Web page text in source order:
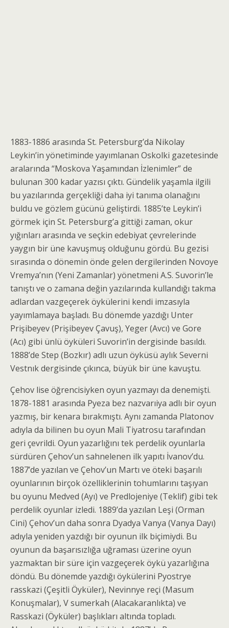
1883-1886 arasında St. Petersburg’da Nikolay
Leykin’in yönetiminde yayımlanan Oskolki gazete­sinde
aralarında “Moskova Yaşamından İzlenimler” de
bulunan 300 kadar yazısı çıktı. Gündelik yaşamla ilgili
bu yazılarında gerçekliği daha iyi tanıma olana­ğını
buldu ve gözlem gücünü geliştirdi. 1885’te Leykin’i
görmek için St. Petersburg’a gittiği zaman, okur
yığınları arasında ve seçkin edebiyat çevrelerin­de
yaygın bir üne kavuşmuş olduğunu gördü. Bu gezisi
sırasında o dönemin önde gelen dergilerinden Novoye
Vremya’nın (Yeni Zamanlar) yönetmeni A.S. Suvorin’le
tanıştı ve o zamana değin yazılarında kullandığı takma
adlardan vazgeçerek öykülerini ken­di imzasıyla
yayımlamaya başladı. Bu dönemde yaz­dığı Unter
Prişibeyev (Prişibeyev Çavuş), Yeger (Avcı) ve Gore
(Acı) gibi ünlü öyküleri Suvorin’in dergisinde basıldı.
1888’de Step (Bozkır) adlı uzun öyküsü aylık Severni
Vestnık dergisinde çıkınca, büyük bir üne kavuştu.
Çehov lise öğrencisiyken oyun yazmayı da denemişti.
1878-1881 arasında Pyeza bez nazvarıiya adlı bir oyun
yazmış, bir kenara bırakmıştı. Aynı zamanda Platonov
adıyla da bilinen bu oyun Mali Tiyatrosu tarafından
geri çevrildi. Oyun yazarlığını tek perdelik oyunlarla
sürdüren Çehov’un sahnelenen ilk yapıtı İvanov’du.
1887’de yazılan ve Çehov’un Martı ve öteki başarılı
oyunlarının birçok özellikleri­nin tohumlarını taşıyan
bu oyunu Medved (Ayı) ve Predlojeniye (Teklif) gibi tek
perdelik oyunlar izledi. 1889’da yazılan Leşi (Orman
Cini) Çehov’un daha sonra Dyadya Vanya (Vanya Dayı)
adıyla yeniden yazdığı bir oyunun ilk biçimiydi. Bu
oyunun da başarısızlığa uğraması üzerine oyun
yazmaktan bir süre için vazgeçerek öykü yazarlığına
döndü. Bu dönemde yazdığı öykülerini Pyostrye
rasskazi (Çeşitli Öyküler), Nevinnye reçi (Masum
Konuşmalar), V sumerkah (Alacakaranlıkta) ve
Rasskazi (Öyküler) başlıkları altında topladı.